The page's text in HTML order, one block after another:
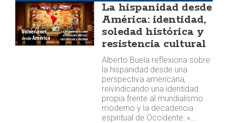
La hispanidad desde
América: identidad,
soledad histórica y
resistencia cultural
Alberto Buela reflexiona sobre
la hispanidad desde una
perspectiva americana,
reivindicando una identidad
propia frente al mundialismo
moderno y la decadencia
espiritual de Occidente: «…